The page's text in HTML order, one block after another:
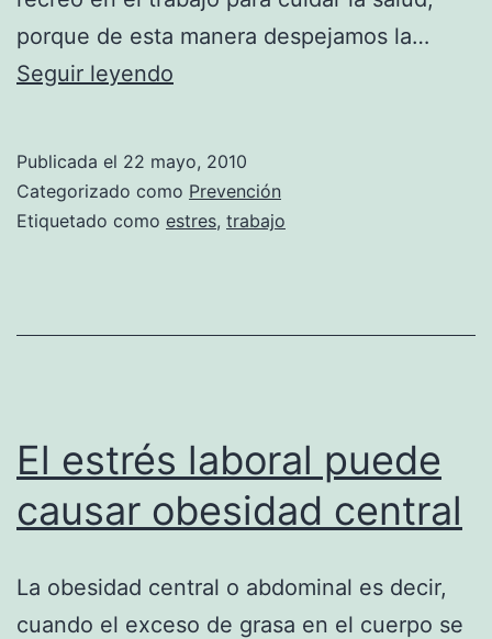
porque de esta manera despejamos la…
Seguir leyendo
en
el
cuidar
Publicada el 22 mayo, 2010
Categorizado como Prevención
Etiquetado como estres, trabajo
El estrés laboral puede
causar obesidad central
La obesidad central o abdominal es decir,
cuando el exceso de grasa en el cuerpo se